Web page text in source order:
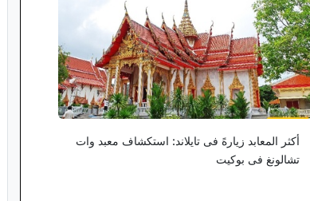
أکثر المعابد زیارهً فی تایلاند: استکشاف معبد وات
تشالونغ فی بوکیت